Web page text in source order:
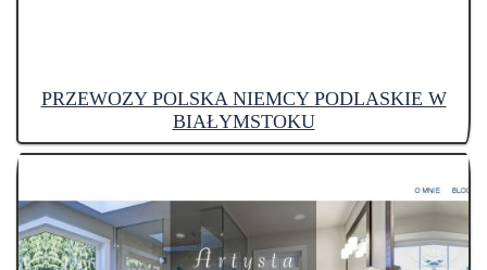
PRZEWOZY POLSKA NIEMCY PODLASKIE W
BIAŁYMSTOKU